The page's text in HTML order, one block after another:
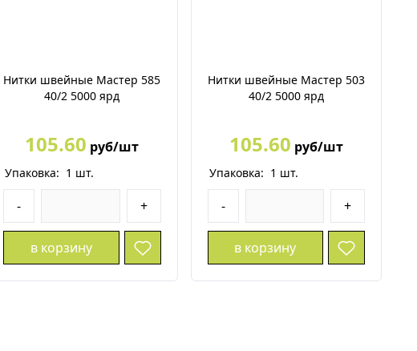
Нитки швейные Мастер 585
40/2 5000 ярд
105.60 руб/шт
Упаковка: 1 шт.
- +
в корзину
Нитки швейные Мастер 503
40/2 5000 ярд
105.60 руб/шт
Упаковка: 1 шт.
- +
в корзину